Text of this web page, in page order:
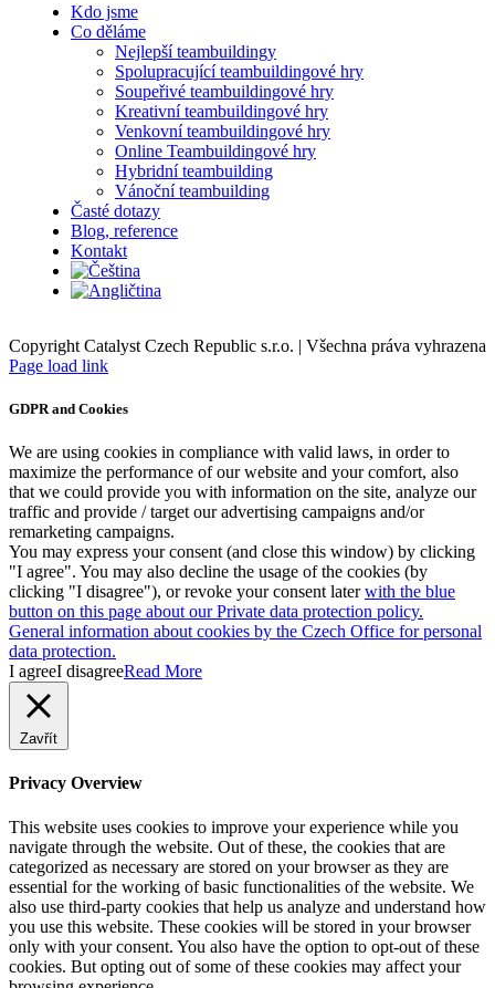
Kdo jsme
Co děláme
Nejlepší teambuildingy
Spolupracující teambuildingové hry
Soupeřivé teambuildingové hry
Kreativní teambuildingové hry
Venkovní teambuildingové hry
Online Teambuildingové hry
Hybridní teambuilding
Vánoční teambuilding
Časté dotazy
Blog, reference
Kontakt
Copyright Catalyst Czech Republic s.r.o. | Všechna práva vyhrazena
Facebook
Instagram
Page load link
GDPR and Cookies
We are using cookies in compliance with valid laws, in order to
maximize the performance of our website and your comfort, also
that we could provide you with information on the site, analyze our
traffic and provide / target our advertising campaigns and/or
remarketing campaigns.
You may express your consent (and close this window) by clicking
"I agree". You may also decline the usage of the cookies (by
clicking "I disagree"), or revoke your consent laterwith the blue
button on this page about our Private data protection policy.
General information about cookies by the Czech Office for personal
data protection.
I agreeI disagreeRead More
Zavřít
Privacy Overview
This website uses cookies to improve your experience while you
navigate through the website. Out of these, the cookies that are
categorized as necessary are stored on your browser as they are
essential for the working of basic functionalities of the website. We
also use third-party cookies that help us analyze and understand how
you use this website. These cookies will be stored in your browser
only with your consent. You also have the option to opt-out of these
cookies. But opting out of some of these cookies may affect your